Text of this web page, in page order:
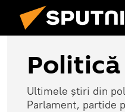
Politică
Ultimele știri din
Parlament, partide